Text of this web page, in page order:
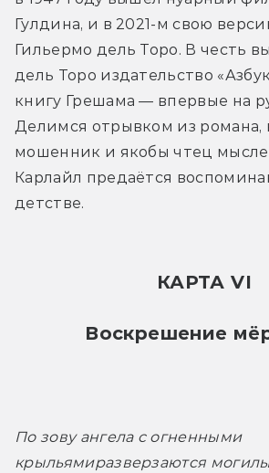
Гулдина, и в 2021-м свою
Гильермо дель Торо. В честь
дель Торо издательство
книгу Грешама — впервые на
Делимся отрывком из романа,
мошенник и якобы чтец
Карлайл предаётся
детстве.
КАРТА VI
Воскрешение
По зову ангела с огненными
крыльямиразверзаются